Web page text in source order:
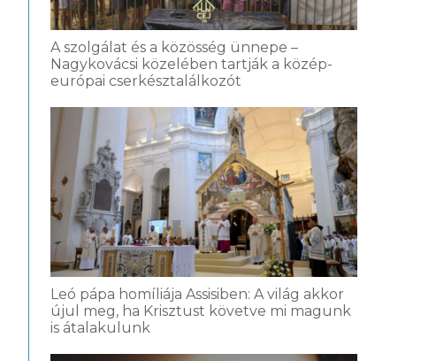
A szolgálat és a közösség ünnepe –
Nagykovácsi közelében tartják a közép-
európai cserkésztalálkozót
Leó pápa homíliája Assisiben: A világ akkor
újul meg, ha Krisztust követve mi magunk
is átalakulunk